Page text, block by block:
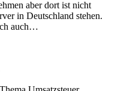
aber dort ist nicht
in Deutschland stehen.
auch…